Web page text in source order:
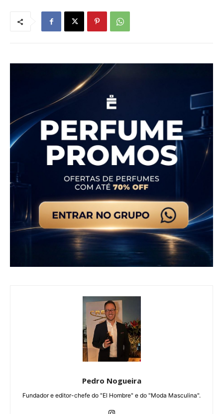
Pedro Nogueira
Fundador e editor-chefe do "El Hombre" e do "Moda Masculina".